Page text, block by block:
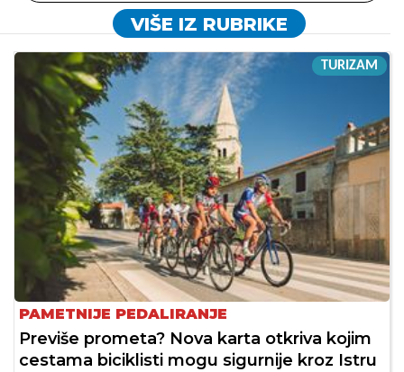
VIŠE IZ RUBRIKE
TURIZAM
PAMETNIJE PEDALIRANJE
Previše prometa? Nova karta otkriva kojim
cestama biciklisti mogu sigurnije kroz Istru